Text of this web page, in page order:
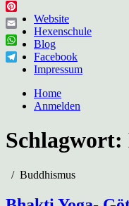
Website
Hexenschule
Blog
Facebook
Impressum
Home
Anmelden
Schlagwort:
Buddhismus
Pinterest
Email
WhatsApp
Telegram